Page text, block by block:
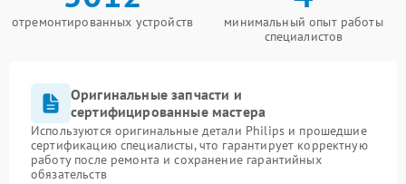
отремонтированных устройств
минимальный опыт работы
специалистов
Оригинальные запчасти и
сертифицированные мастера
Используются оригинальные детали Philips и прошедшие
сертификацию специалисты, что гарантирует корректную
работу после ремонта и сохранение гарантийных
обязательств